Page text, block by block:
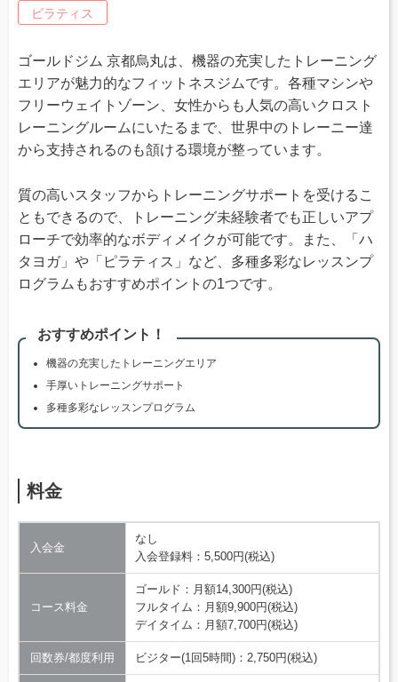
ピラティス
ゴールドジム 京都烏丸は、機器の充実したトレーニング
エリアが魅力的なフィットネスジムです。各種マシンや
フリーウェイトゾーン、女性からも人気の高いクロスト
レーニングルームにいたるまで、世界中のトレーニー達
から支持されるのも頷ける環境が整っています。
質の高いスタッフからトレーニングサポートを受けるこ
ともできるので、トレーニング未経験者でも正しいアプ
ローチで効率的なボディメイクが可能です。また、「ハ
タヨガ」や「ピラティス」など、多種多彩なレッスンプ
ログラムもおすすめポイントの1つです。
おすすめポイント！
機器の充実したトレーニングエリア
手厚いトレーニングサポート
多種多彩なレッスンプログラム
料金
入会金
なし
入会登録料：5,500円(税込)
コース料金
ゴールド：月額14,300円(税込)
フルタイム：月額9,900円(税込)
デイタイム：月額7,700円(税込)
回数券/都度利用 ビジター(1回5時間)：2,750円(税込)